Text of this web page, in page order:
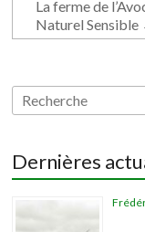
La ferme de
Naturel Sensible
Dernières